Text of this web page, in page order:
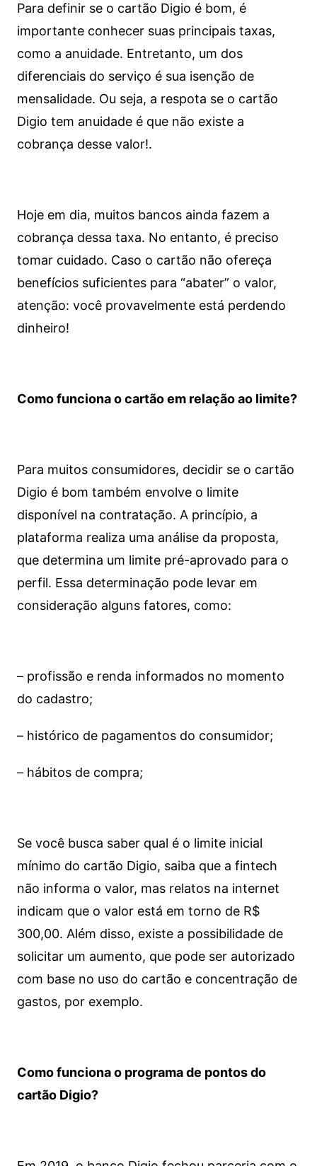
Para definir se o cartão Digio é bom, é
importante conhecer suas principais taxas,
como a anuidade. Entretanto, um dos
diferenciais do serviço é sua isenção de
mensalidade. Ou seja, a respota se o cartão
Digio tem anuidade é que não existe a
cobrança desse valor!.
Hoje em dia, muitos bancos ainda fazem a
cobrança dessa taxa. No entanto, é preciso
tomar cuidado. Caso o cartão não ofereça
benefícios suficientes para “abater” o valor,
atenção: você provavelmente está perdendo
dinheiro!
Como funciona o cartão em relação ao limite?
Para muitos consumidores, decidir se o cartão
Digio é bom também envolve o limite
disponível na contratação. A princípio, a
plataforma realiza uma análise da proposta,
que determina um limite pré-aprovado para o
perfil. Essa determinação pode levar em
consideração alguns fatores, como:
– profissão e renda informados no momento
do cadastro;
– histórico de pagamentos do consumidor;
– hábitos de compra;
Se você busca saber qual é o limite inicial
mínimo do cartão Digio, saiba que a fintech
não informa o valor, mas relatos na internet
indicam que o valor está em torno de R$
300,00. Além disso, existe a possibilidade de
solicitar um aumento, que pode ser autorizado
com base no uso do cartão e concentração de
gastos, por exemplo.
Como funciona o programa de pontos do
cartão Digio?